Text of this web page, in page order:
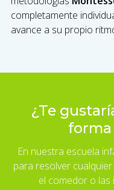
completamente
avance a su propio
¿Te
En nuestra escuela
para resolver
el comedor o las